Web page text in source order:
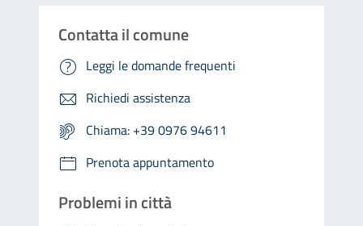
Contatta il comune
Leggi le domande frequenti
Richiedi assistenza
Chiama: +39 0976 94611
Prenota appuntamento
Problemi in città